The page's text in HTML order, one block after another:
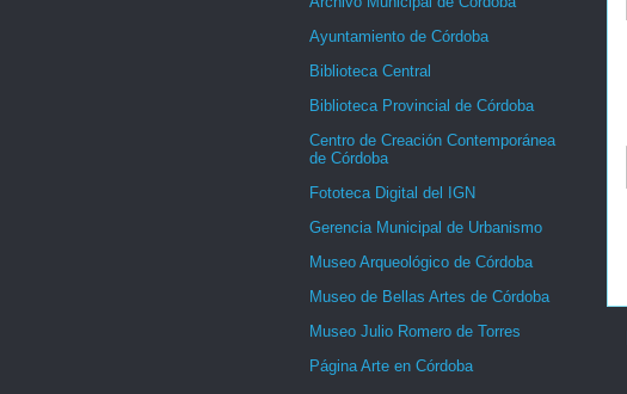
Ayuntamiento de Córdoba
Biblioteca Central
Biblioteca Provincial de Córdoba
Centro de Creación Contemporánea
de Córdoba
Fototeca Digital del IGN
Gerencia Municipal de Urbanismo
Museo Arqueológico de Córdoba
Museo de Bellas Artes de Córdoba
Museo Julio Romero de Torres
Página Arte en Córdoba